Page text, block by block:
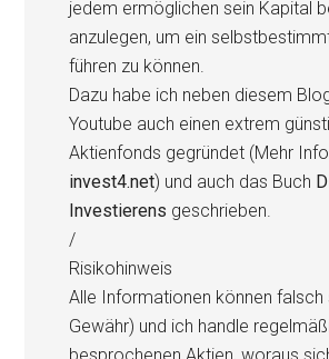
jedem ermöglichen sein Kapital
anzulegen, um ein
führen zu können.
Dazu habe ich neben diesem
Youtube auch einen extrem
Aktienfonds gegründet (Mehr
invest4.net) und auch das Buch
Investierens geschrieben.
/
Risikohinweis
Alle Informationen können falsch
Gewähr) und ich handle